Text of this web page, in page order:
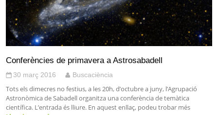
Conferències de primavera a Astrosabadell
30 març 2016 Buscaciència
Tots els dimecres no festius, a les 20h, d’octubre a juny, l’Agrupació
Astronòmica de Sabadell organitza una conferència de temàtica
científica. L’entrada és lliure. En aquest enllaç, podeu trobar més